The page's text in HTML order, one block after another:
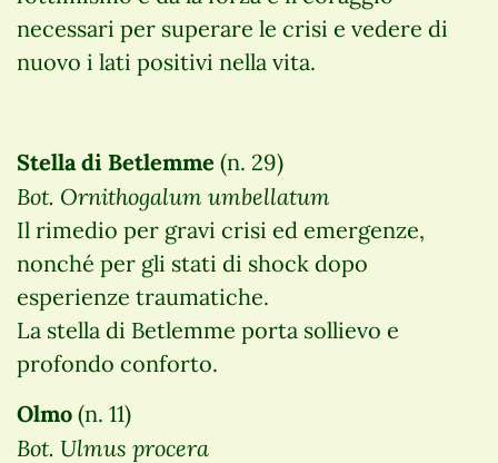
necessari per superare le crisi e vedere di
nuovo i lati positivi nella vita.
Stella di Betlemme (n. 29)
Bot. Ornithogalum umbellatum
Il rimedio per gravi crisi ed emergenze,
nonché per gli stati di shock dopo
esperienze traumatiche.
La stella di Betlemme porta sollievo e
profondo conforto.
Olmo (n. 11)
Bot. Ulmus procera